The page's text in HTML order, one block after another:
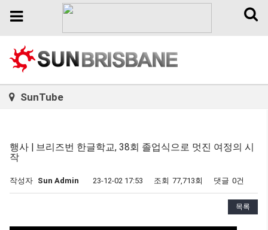
Toggle
Toggle
SunTube
행사 | 브리즈번 한글학교, 38회 졸업식으로 멋진 여정의 시
작
작성자 Sun Admin 23-12-02 17:53 조회 77,713회 댓글 0건
목록